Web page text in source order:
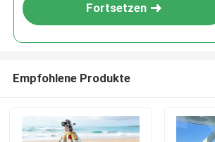
Fortsetzen
Empfohlene Produkte